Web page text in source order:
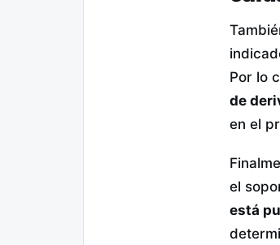
Por lo
de
en el
el
está